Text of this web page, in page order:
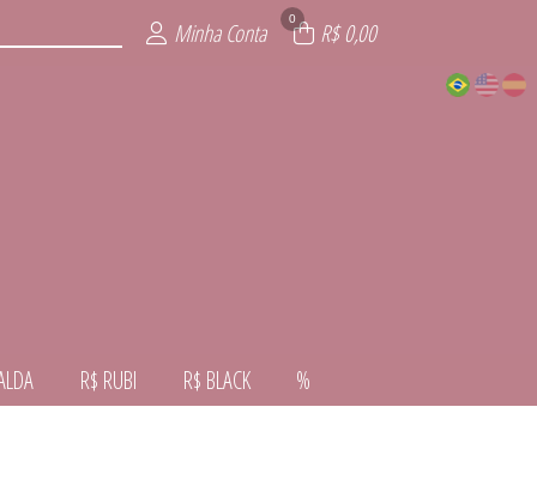
Minha Conta 0 R$ 0,00
R$ RUBI R$ BLACK %